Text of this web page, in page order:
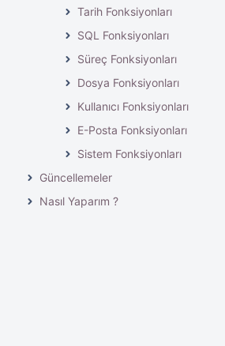
Tarih Fonksiyonları
SQL Fonksiyonları
Süreç Fonksiyonları
Dosya Fonksiyonları
Kullanıcı Fonksiyonları
E-Posta Fonksiyonları
Sistem Fonksiyonları
Güncellemeler
Nasıl Yaparım ?